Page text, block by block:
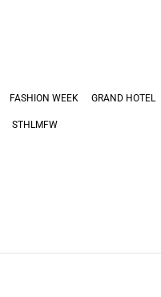
FASHION WEEK GRAND HOTEL
STHLMFW